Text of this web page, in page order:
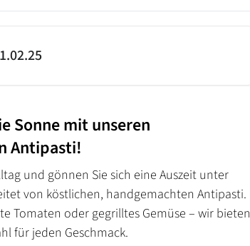
Sonne mit unseren
Antipasti!
und gönnen Sie sich eine Auszeit unter
von köstlichen, handgemachten Antipasti.
Tomaten oder gegrilltes Gemüse – wir bieten
für jeden Geschmack.